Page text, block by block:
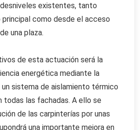
existentes, tanto
como desde el acceso
una plaza.
de esta actuación será la
energética mediante la
sistema de aislamiento térmico
todas las fachadas. A ello se
de las carpinterías por unas
una importante mejora en